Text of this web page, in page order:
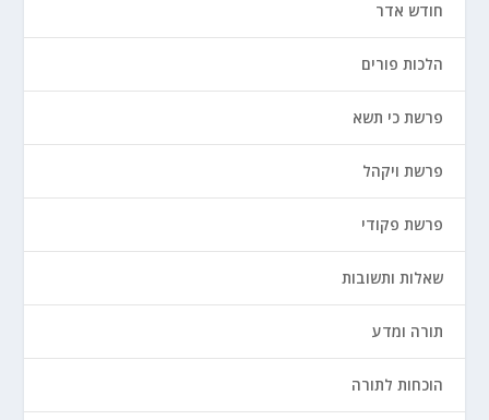
חודש אדר
הלכות פורים
פרשת כי תשא
פרשת ויקהל
פרשת פקודי
שאלות ותשובות
תורה ומדע
הוכחות לתורה